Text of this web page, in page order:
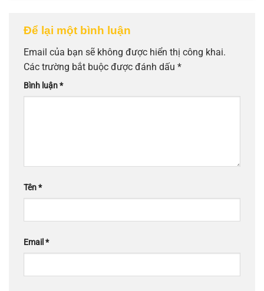
Để lại một bình luận
Email của bạn sẽ không được hiển thị công khai.
Các trường bắt buộc được đánh dấu *
Bình luận*
Tên*
Email *